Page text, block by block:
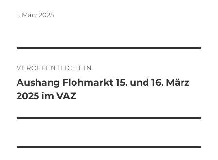
Veröffentlicht
1. März 2025
VERÖFFENTLICHT IN
Aushang Flohmarkt 15. und 16. März
2025 im VAZ